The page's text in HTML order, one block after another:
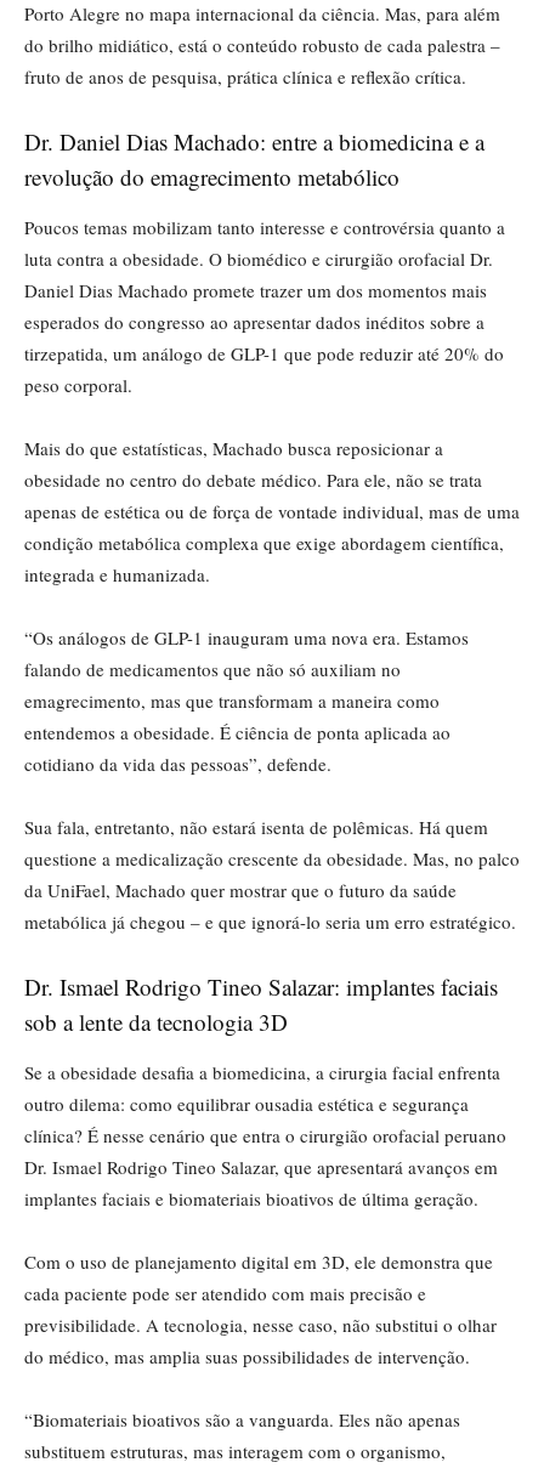
Porto Alegre no mapa internacional da ciência. Mas, para além
do brilho midiático, está o conteúdo robusto de cada palestra –
fruto de anos de pesquisa, prática clínica e reflexão crítica.
Dr. Daniel Dias Machado: entre a biomedicina e a
revolução do emagrecimento metabólico
Poucos temas mobilizam tanto interesse e controvérsia quanto a
luta contra a obesidade. O biomédico e cirurgião orofacial Dr.
Daniel Dias Machado promete trazer um dos momentos mais
esperados do congresso ao apresentar dados inéditos sobre a
tirzepatida, um análogo de GLP-1 que pode reduzir até 20% do
peso corporal.
Mais do que estatísticas, Machado busca reposicionar a
obesidade no centro do debate médico. Para ele, não se trata
apenas de estética ou de força de vontade individual, mas de uma
condição metabólica complexa que exige abordagem científica,
integrada e humanizada.
“Os análogos de GLP-1 inauguram uma nova era. Estamos
falando de medicamentos que não só auxiliam no
emagrecimento, mas que transformam a maneira como
entendemos a obesidade. É ciência de ponta aplicada ao
cotidiano da vida das pessoas”, defende.
Sua fala, entretanto, não estará isenta de polêmicas. Há quem
questione a medicalização crescente da obesidade. Mas, no palco
da UniFael, Machado quer mostrar que o futuro da saúde
metabólica já chegou – e que ignorá-lo seria um erro estratégico.
Dr. Ismael Rodrigo Tineo Salazar: implantes faciais
sob a lente da tecnologia 3D
Se a obesidade desafia a biomedicina, a cirurgia facial enfrenta
outro dilema: como equilibrar ousadia estética e segurança
clínica? É nesse cenário que entra o cirurgião orofacial peruano
Dr. Ismael Rodrigo Tineo Salazar, que apresentará avanços em
implantes faciais e biomateriais bioativos de última geração.
Com o uso de planejamento digital em 3D, ele demonstra que
cada paciente pode ser atendido com mais precisão e
previsibilidade. A tecnologia, nesse caso, não substitui o olhar
do médico, mas amplia suas possibilidades de intervenção.
“Biomateriais bioativos são a vanguarda. Eles não apenas
substituem estruturas, mas interagem com o organismo,